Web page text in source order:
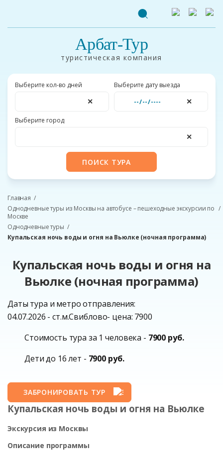
Арбат-Тур
туристическая компания
Выберите кол-во дней
✕
Выберите дату выезда
✕
Выберите город
✕
ПОИСК ТУРА
Главная
Однодневные туры из Москвы на автобусе – пешеходные экскурсии по
Москве
Однодневные туры
Купальская ночь воды и огня на Вьюлке (ночная программа)
Купальская ночь воды и огня на
Вьюлке (ночная программа)
Даты тура и метро отправления:
04.07.2026 - ст.м.Свиблово- цена: 7900
Стоимость тура за 1 человека - 7900 руб.
Дети до 16 лет - 7900 руб.
ЗАБРОНИРОВАТЬ ТУР
Купальская ночь воды и огня на Вьюлке
Экскурсия из Москвы
Описание программы